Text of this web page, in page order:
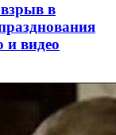
в
и видео